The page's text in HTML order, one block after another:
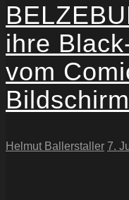
ihre
vom
Bildschirm
Helmut Ballerstaller 7.